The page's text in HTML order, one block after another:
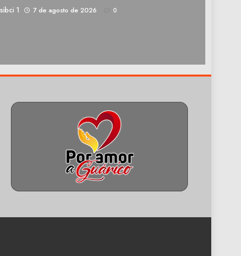
sibci 1 7 de agosto de 2026 0